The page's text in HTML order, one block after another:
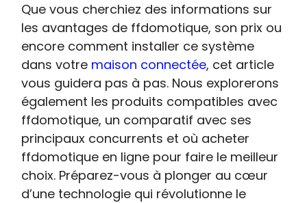
Que vous cherchiez des informations sur
les avantages de ffdomotique, son prix ou
encore comment installer ce système
dans votre maison connectée, cet article
vous guidera pas à pas. Nous explorerons
également les produits compatibles avec
ffdomotique, un comparatif avec ses
principaux concurrents et où acheter
ffdomotique en ligne pour faire le meilleur
choix. Préparez-vous à plonger au cœur
d’une technologie qui révolutionne le